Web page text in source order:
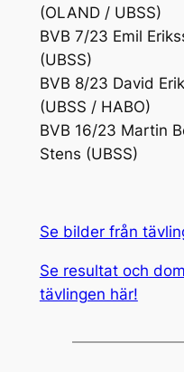
(OLAND / UBSS)
BVB 7/23 Emil
(UBSS)
BVB 8/23 David
(UBSS / HABO)
BVB 16/23 Martin
Stens (UBSS)
Se bilder från
Se resultat och
tävlingen här!